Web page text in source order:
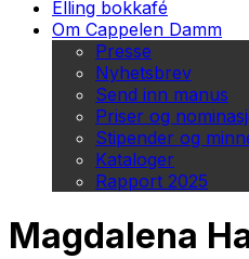
Elling bokkafé
Om Cappelen Damm
Presse
Nyhetsbrev
Send inn manus
Priser og
Stipender og
Kataloger
Rapport 2025
Magdalena